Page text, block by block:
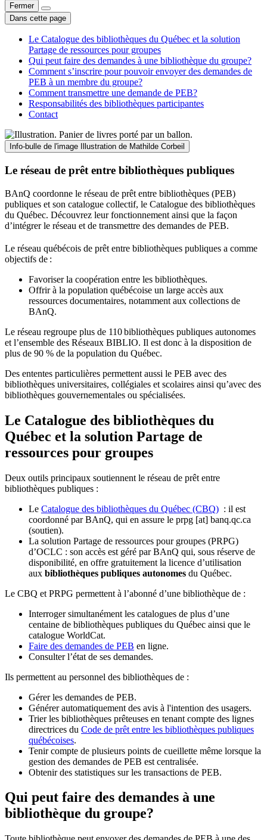
Fermer
Dans cette page
Le Catalogue des bibliothèques du Québec et la solution
Partage de ressources pour groupes
Qui peut faire des demandes à une bibliothèque du groupe?
Comment s’inscrire pour pouvoir envoyer des demandes de
PEB à un membre du groupe?
Comment transmettre une demande de PEB?
Responsabilités des bibliothèques participantes
Contact
Info-bulle de l'image Illustration de Mathilde Corbeil
Le réseau de prêt entre bibliothèques publiques
BAnQ coordonne le réseau de prêt entre bibliothèques (PEB)
publiques et son catalogue collectif, le Catalogue des bibliothèques
du Québec. Découvrez leur fonctionnement ainsi que la façon
d’intégrer le réseau et de transmettre des demandes de PEB.
Le réseau québécois de prêt entre bibliothèques publiques a comme
objectifs de :
Favoriser la coopération entre les bibliothèques.
Offrir à la population québécoise un large accès aux
ressources documentaires, notamment aux collections de
BAnQ.
Le réseau regroupe plus de 110bibliothèques publiques autonomes
et l’ensemble des Réseaux BIBLIO. Il est donc à la disposition de
plus de 90 % de la population du Québec.
Des ententes particulières permettent aussi le PEB avec des
bibliothèques universitaires, collégiales et scolaires ainsi qu’avec des
bibliothèques gouvernementales ou spécialisées.
Le Catalogue des bibliothèques du
Québec et la solution Partage de
ressources pour groupes
Deux outils principaux soutiennent le réseau de prêt entre
bibliothèques publiques :
Le Catalogue des bibliothèques du Québec (CBQ) : il est
coordonné par BAnQ, qui en assure le prpg [at] banq.qc.ca
(soutien).
La solution Partage de ressources pour groupes (PRPG)
d’OCLC : son accès est géré par BAnQ qui, sous réserve de
disponibilité, en offre gratuitement la licence d’utilisation
aux bibliothèques publiques autonomes du Québec.
Le CBQ et PRPG permettent à l’abonné d’une bibliothèque de :
Interroger simultanément les catalogues de plus d’une
centaine de bibliothèques publiques du Québec ainsi que le
catalogue WorldCat.
Faire des demandes de PEB en ligne.
Consulter l’état de ses demandes.
Ils permettent au personnel des bibliothèques de :
Gérer les demandes de PEB.
Générer automatiquement des avis à l'intention des usagers.
Trier les bibliothèques prêteuses en tenant compte des lignes
directrices du Code de prêt entre les bibliothèques publiques
québécoises.
Tenir compte de plusieurs points de cueillette même lorsque la
gestion des demandes de PEB est centralisée.
Obtenir des statistiques sur les transactions de PEB.
Qui peut faire des demandes à une
bibliothèque du groupe?